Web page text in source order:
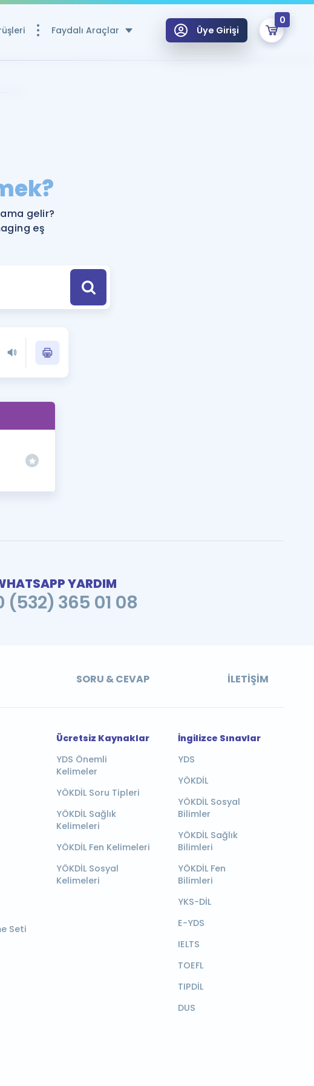
Faydalı Araçlar
Kaynaklar
Puan Hesaplama Aracı
Hazırlananlar için Öneriler
Kitaplara Özel Fırsatlar
Tüm Sınavlarla İlgili Haberler
Gramer
Gramer ve Konu Anlatımı
Üye Girişi
0
Remzi Hoca ile seni sınava hazırlayacak onlarca eğitim seni bekliyor!
gelir?
eş
YARDIM
(532) 365 01 08
SORU & CEVAP İLETIŞIM
Seti
Ücretsiz Kaynaklar
YDS Önemli
Kelimeler
YÖKDİL Soru Tipleri
YÖKDİL Sağlık
Kelimeleri
YÖKDİL Fen Kelimeleri
YÖKDİL Sosyal
Kelimeleri
İngilizce Sınavlar
YDS
YÖKDİL
YÖKDİL Sosyal
Bilimler
YÖKDİL Sağlık
Bilimleri
YÖKDİL Fen
Bilimleri
YKS-DİL
E-YDS
IELTS
TOEFL
TIPDİL
DUS